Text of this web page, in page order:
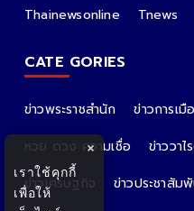
Thainewsonline
Tnews
CATE GORIES
ข่าวพระราชสำนัก ข่าวการเมื
หวย ดวง ความเชื่อ
ข่าววาไ
ข่าวเศรษฐกิจ
ข่าวประชาสัม
×
เราใช้คุกกี้
เพื่อให้